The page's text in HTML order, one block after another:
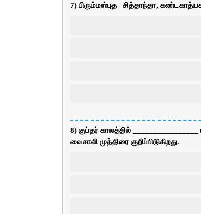
7) பிரும்மஸ்புத– சித்தாந்தா,
8) குப்தர் காலத்தில்
வைசாலி முத்திரை குறிப்பிடுகிறது.